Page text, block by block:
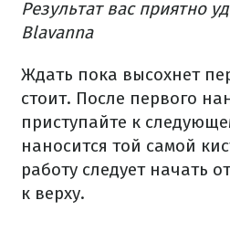
Результат вас приятно
Blavanna
Ждать пока высохнет
стоит. После первого
приступайте к
наносится той самой
работу следует начать
к верху.